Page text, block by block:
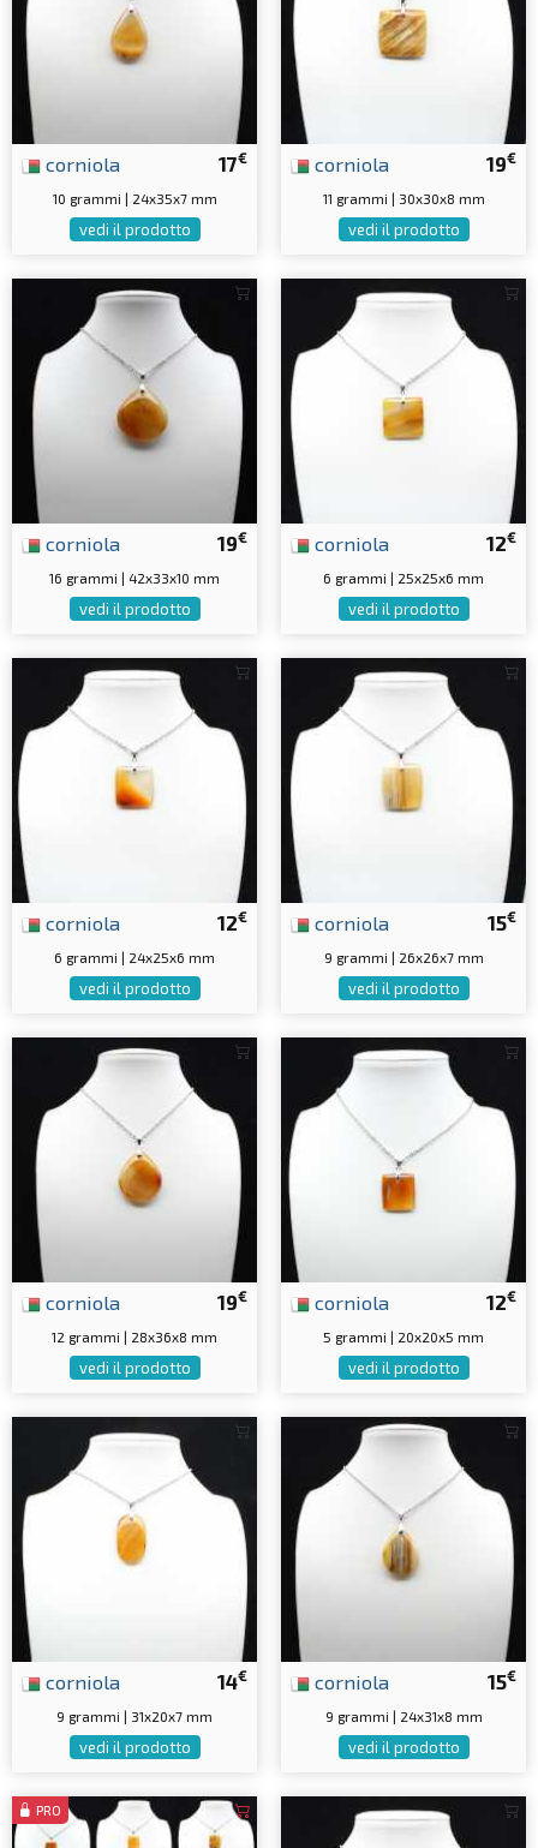
17€
corniola
10 grammi | 24x35x7 mm
vedi il prodotto
19€
corniola
11 grammi | 30x30x8 mm
vedi il prodotto
19€
corniola
16 grammi | 42x33x10 mm
vedi il prodotto
12€
corniola
6 grammi | 25x25x6 mm
vedi il prodotto
12€
corniola
6 grammi | 24x25x6 mm
vedi il prodotto
15€
corniola
9 grammi | 26x26x7 mm
vedi il prodotto
19€
corniola
12 grammi | 28x36x8 mm
vedi il prodotto
12€
corniola
5 grammi | 20x20x5 mm
vedi il prodotto
14€
corniola
9 grammi | 31x20x7 mm
vedi il prodotto
15€
corniola
9 grammi | 24x31x8 mm
vedi il prodotto
PRO